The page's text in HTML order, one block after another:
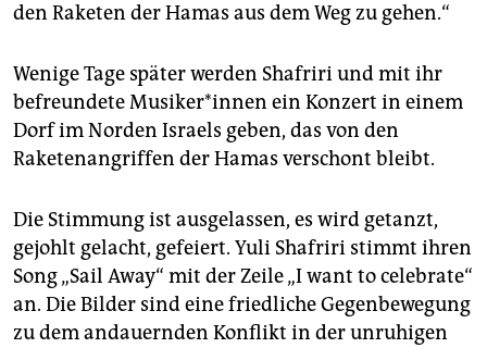
den Raketen der Hamas aus dem Weg zu gehen.“
Wenige Tage später werden Shafriri und mit ihr
befreundete Mu­si­ke­r*in­nen ein Konzert in einem
Dorf im Norden Israels geben, das von den
Raketenangriffen der Hamas verschont bleibt.
Die Stimmung ist ausgelassen, es wird getanzt,
gejohlt gelacht, gefeiert. Yuli Shafriri stimmt ihren
Song „Sail Away“ mit der Zeile „I want to cele­brate“
an. Die Bilder sind eine friedliche Gegenbewegung
zu dem andauernden Konflikt in der unruhigen